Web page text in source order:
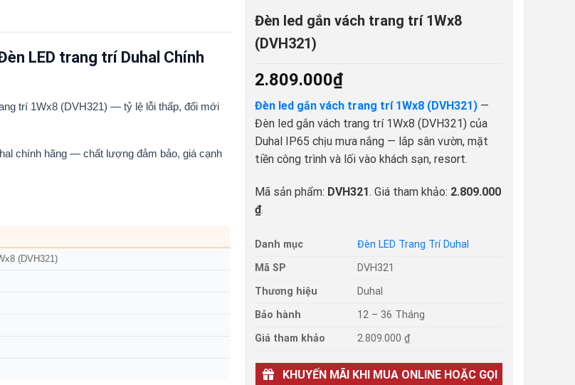
LED trang trí Duhal Chính
trí 1Wx8 (DVH321) — tỷ lệ lỗi thấp, đổi mới
chính hãng — chất lượng đảm bảo, giá cạnh
(DVH321)
Đèn led gắn vách trang trí 1Wx8
(DVH321)
2.809.000₫
Đèn led gắn vách trang trí 1Wx8 (DVH321) —
Đèn led gắn vách trang trí 1Wx8 (DVH321) của
Duhal IP65 chịu mưa nắng — lắp sân vườn, mặt
tiền công trình và lối vào khách sạn, resort.
Mã sản phẩm: DVH321. Giá tham khảo: 2.809.000
₫.
Danh mục
Đèn LED Trang Trí Duhal
Mã SP
DVH321
Thương hiệu
Duhal
Bảo hành
12 – 36 Tháng
Giá tham khảo
2.809.000 ₫
KHUYẾN MÃI KHI MUA ONLINE HOẶC GỌI